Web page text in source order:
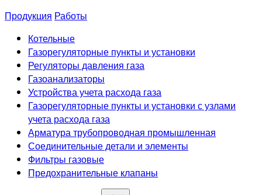
Продукция Работы
Котельные
Газорегуляторные пункты и установки
Регуляторы давления газа
Газоанализаторы
Устройства учета расхода газа
Газорегуляторные пункты и установки с узлами
учета расхода газа
Арматура трубопроводная промышленная
Соединительные детали и элементы
Фильтры газовые
Предохранительные клапаны